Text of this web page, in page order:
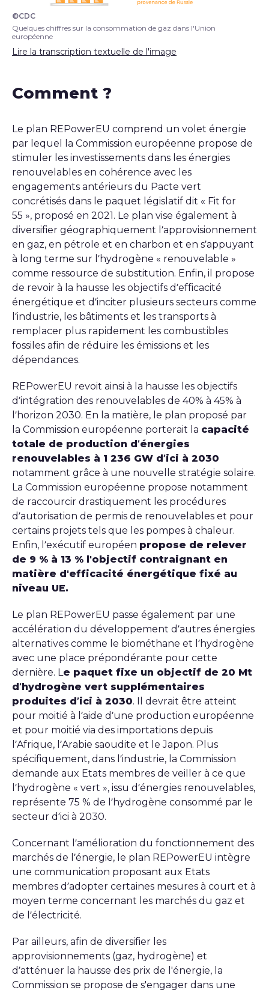
Infographie REPowerEU consommation de gaz
©CDC
Quelques chiffres sur la consommation de gaz dans l'Union
européenne
Lire la transcription textuelle de l'image
Comment ?
Le plan REPowerEU comprend un volet énergie
par lequel la Commission européenne propose de
stimuler les investissements dans les énergies
renouvelables en cohérence avec les
engagements antérieurs du Pacte vert
concrétisés dans le paquet législatif dit « Fit for
55 », proposé en 2021. Le plan vise également à
diversifier géographiquement l’approvisionnement
en gaz, en pétrole et en charbon et en s’appuyant
à long terme sur l’hydrogène « renouvelable »
comme ressource de substitution. Enfin, il propose
de revoir à la hausse les objectifs d’efficacité
énergétique et d’inciter plusieurs secteurs comme
l’industrie, les bâtiments et les transports à
remplacer plus rapidement les combustibles
fossiles afin de réduire les émissions et les
dépendances.
REPowerEU revoit ainsi à la hausse les objectifs
d’intégration des renouvelables de 40% à 45% à
l’horizon 2030. En la matière, le plan proposé par
la Commission européenne porterait la capacité
totale de production d’énergies
renouvelables à 1 236 GW d’ici à 2030
notamment grâce à une nouvelle stratégie solaire.
La Commission européenne propose notamment
de raccourcir drastiquement les procédures
d’autorisation de permis de renouvelables et pour
certains projets tels que les pompes à chaleur.
Enfin, l’exécutif européen propose de relever
de 9 % à 13 % l'objectif contraignant en
matière d'efficacité énergétique fixé au
niveau UE.
Le plan REPowerEU passe également par une
accélération du développement d’autres énergies
alternatives comme le biométhane et l’hydrogène
avec une place prépondérante pour cette
dernière. Le paquet fixe un objectif de 20 Mt
d’hydrogène vert supplémentaires
produites d’ici à 2030. Il devrait être atteint
pour moitié à l’aide d’une production européenne
et pour moitié via des importations depuis
l’Afrique, l’Arabie saoudite et le Japon. Plus
spécifiquement, dans l’industrie, la Commission
demande aux Etats membres de veiller à ce que
l’hydrogène « vert », issu d’énergies renouvelables,
représente 75 % de l’hydrogène consommé par le
secteur d’ici à 2030.
Concernant l’amélioration du fonctionnement des
marchés de l’énergie, le plan REPowerEU intègre
une communication proposant aux Etats
membres d’adopter certaines mesures à court et à
moyen terme concernant les marchés du gaz et
de l’électricité.
Par ailleurs, afin de diversifier les
approvisionnements (gaz, hydrogène) et
d’atténuer la hausse des prix de l'énergie, la
Commission se propose de s'engager dans une